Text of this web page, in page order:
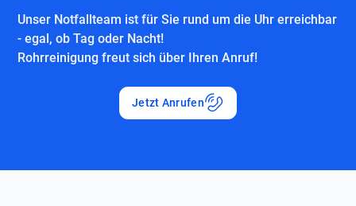
Unser Notfallteam ist für Sie rund um die Uhr erreichbar
- egal, ob Tag oder Nacht!
Rohrreinigung freut sich über Ihren Anruf!
Jetzt Anrufen